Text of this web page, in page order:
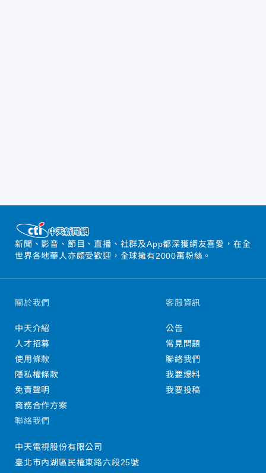
新聞、影音、節目、直播、社群及App都深獲網友喜愛，在全
世界各地華人亦頗受歡迎，全球擁有2000萬粉絲。
關於我們
中天介紹
人才招募
使用條款
隱私權條款
免責聲明
商務合作方案
客服資訊
公告
常見問題
聯絡我們
我要爆料
我要投稿
聯絡我們
中天電視股份有限公司
臺北市內湖區民權東路六段25號